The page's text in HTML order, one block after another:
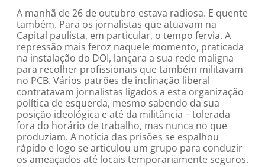
A manhã de 26 de outubro estava radiosa. E quente
também. Para os jornalistas que atuavam na
Capital paulista, em particular, o tempo fervia. A
repressão mais feroz naquele momento, praticada
na instalação do DOI, lançara a sua rede maligna
para recolher profissionais que também militavam
no PCB. Vários patrões de inclinação liberal
contratavam jornalistas ligados a esta organização
política de esquerda, mesmo sabendo da sua
posição ideológica e até da militância – tolerada
fora do horário de trabalho, mas nunca no que
produziam. A notícia das prisões se espalhou
rápido e logo se articulou um grupo para conduzir
os ameaçados até locais temporariamente seguros.